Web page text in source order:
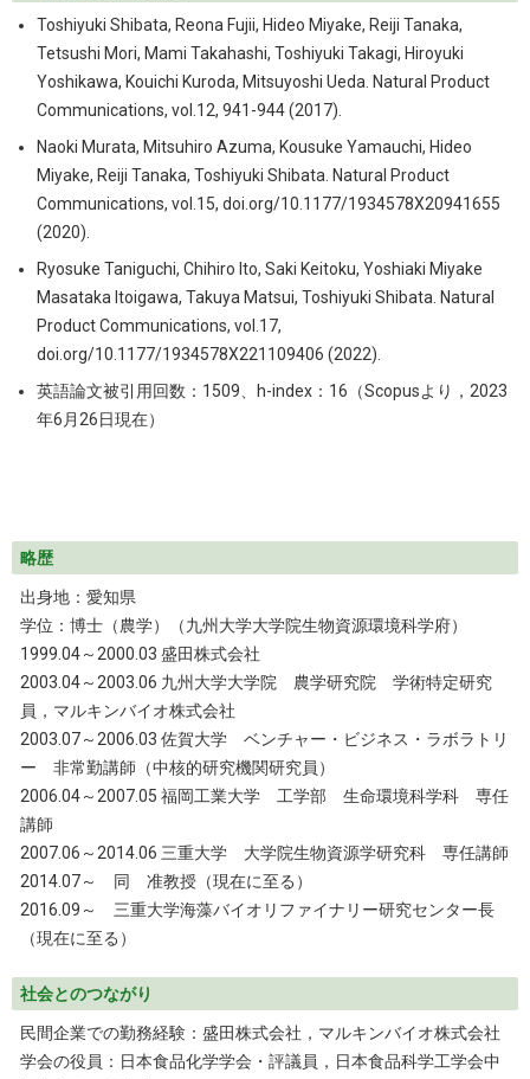
Toshiyuki Shibata, Reona Fujii, Hideo Miyake, Reiji Tanaka,
Tetsushi Mori, Mami Takahashi, Toshiyuki Takagi, Hiroyuki
Yoshikawa, Kouichi Kuroda, Mitsuyoshi Ueda. Natural Product
Communications, vol.12, 941-944 (2017).
Naoki Murata, Mitsuhiro Azuma, Kousuke Yamauchi, Hideo
Miyake, Reiji Tanaka, Toshiyuki Shibata. Natural Product
Communications, vol.15, doi.org/10.1177/1934578X20941655
(2020).
Ryosuke Taniguchi, Chihiro Ito, Saki Keitoku, Yoshiaki Miyake
Masataka Itoigawa, Takuya Matsui, Toshiyuki Shibata. Natural
Product Communications, vol.17,
doi.org/10.1177/1934578X221109406 (2022).
英語論文被引用回数：1509、h-index：16（Scopusより，2023
年6月26日現在）
略歴
出身地：愛知県
学位：博士（農学）（九州大学大学院生物資源環境科学府）
1999.04～2000.03 盛田株式会社
2003.04～2003.06 九州大学大学院 農学研究院 学術特定研究
員，マルキンバイオ株式会社
2003.07～2006.03 佐賀大学 ベンチャー・ビジネス・ラボラトリ
ー 非常勤講師（中核的研究機関研究員）
2006.04～2007.05 福岡工業大学 工学部 生命環境科学科 専任
講師
2007.06～2014.06 三重大学 大学院生物資源学研究科 専任講師
2014.07～ 同 准教授（現在に至る）
2016.09～ 三重大学海藻バイオリファイナリー研究センター長
（現在に至る）
社会とのつながり
民間企業での勤務経験：盛田株式会社，マルキンバイオ株式会社
学会の役員：日本食品化学学会・評議員，日本食品科学工学会中